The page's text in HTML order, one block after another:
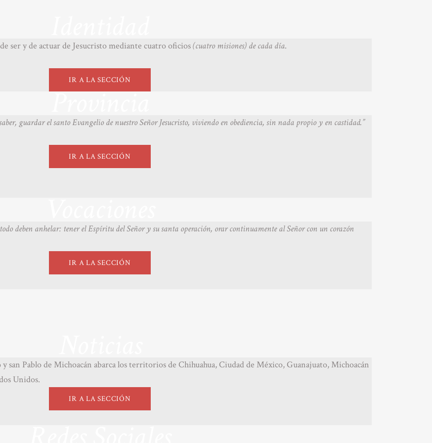
ser y de actuar de Jesucristo mediante cuatro oficios(cuatro misiones) de cada día.
IR A LA SECCIÓN
Provincia
guardar el santo Evangelio de nuestro Señor Jesucristo, viviendo en obediencia, sin nada propio y en castidad.”
IR A LA SECCIÓN
deben anhelar: tener el Espíritu del Señor y su santa operación, orar continuamente al Señor con un corazón
IR A LA SECCIÓN
san Pablo de Michoacán abarca los territorios de Chihuahua, Ciudad de México, Guanajuato, Michoacán
Unidos.
IR A LA SECCIÓN